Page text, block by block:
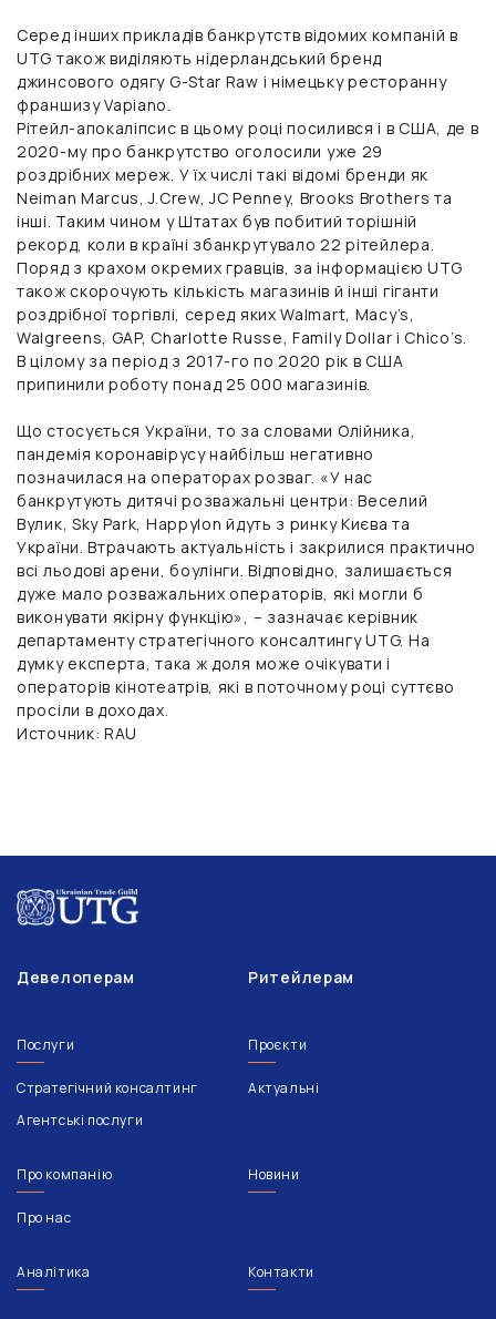
Серед інших прикладів банкрутств відомих компаній в
UTG також виділяють нідерландський бренд
джинсового одягу G-Star Raw і німецьку ресторанну
франшизу Vapiano.
Рітейл-апокаліпсис в цьому році посилився і в США, де в
2020-му про банкрутство оголосили уже 29
роздрібних мереж. У їх числі такі відомі бренди як
Neiman Marcus, J.Crew, JC Penney, Brooks Brothers та
інші. Таким чином у Штатах був побитий торішній
рекорд, коли в країні збанкрутувало 22 рітейлера.
Поряд з крахом окремих гравців, за інформацією UTG
також скорочують кількість магазинів й інші гіганти
роздрібної торгівлі, серед яких Walmart, Macy’s,
Walgreens, GAP, Charlotte Russe, Family Dollar і Chico’s.
В цілому за період з 2017-го по 2020 рік в США
припинили роботу понад 25 000 магазинів.
Що стосується України, то за словами Олійника,
пандемія коронавірусу найбільш негативно
позначилася на операторах розваг. «У нас
банкрутують дитячі розважальні центри: Веселий
Вулик, Sky Park, Happylon йдуть з ринку Києва та
України. Втрачають актуальність і закрилися практично
всі льодові арени, боулінги. Відповідно, залишається
дуже мало розважальних операторів, які могли б
виконувати якірну функцію», – зазначає керівник
департаменту стратегічного консалтингу UTG. На
думку експерта, така ж доля може очікувати і
операторів кінотеатрів, які в поточному році суттєво
просіли в доходах.
Источник: RAU
Девелоперам Ритейлерам
Послуги
Стратегічний консалтинг
Агентські послуги
Проєкти
Актуальні
Про компанію
Про нас
Новини
Аналітика Контакти